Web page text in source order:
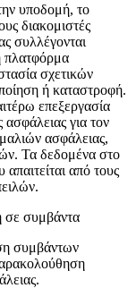
υποδομή, το
διακομιστές
συλλέγονται
πλατφόρμα
σχετικών
ή καταστροφή.
επεξεργασία
για τον
ασφάλειας,
Τα δεδομένα στο
από τους
σε συμβάντα
συμβάντων
.